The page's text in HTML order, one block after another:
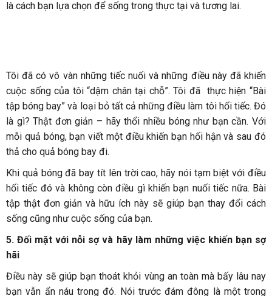
là cách bạn lựa chọn để sống trong thực tại và tương lai.
Tôi đã có vô vàn những tiếc nuối và những điều này đã khiến
cuộc sống của tôi “dậm chân tại chỗ”. Tôi đã thực hiện “Bài
tập bóng bay” và loại bỏ tất cả những điều làm tôi hối tiếc. Đó
là gì? Thật đơn giản – hãy thổi nhiều bóng như bạn cần. Với
mỗi quả bóng, bạn viết một điều khiến bạn hối hận và sau đó
thả cho quả bóng bay đi.
Khi quả bóng đã bay tít lên trời cao, hãy nói tạm biệt với điều
hối tiếc đó và không còn điều gì khiến bạn nuối tiếc nữa. Bài
tập thật đơn giản và hữu ích này sẽ giúp bạn thay đổi cách
sống cũng như cuộc sống của bạn.
5. Đối mặt với nỗi sợ và hãy làm những việc khiến bạn sợ
hãi
Điều này sẽ giúp bạn thoát khỏi vùng an toàn mà bấy lâu nay
bạn vẫn ẩn náu trong đó. Nói trước đám đông là một trong